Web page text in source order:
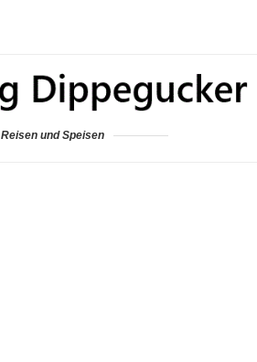
Reisen und Speisen